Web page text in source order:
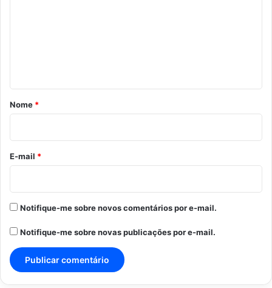
r
o
*
Nome *
E-mail *
Notifique-me sobre novos comentários por e-mail.
Notifique-me sobre novas publicações por e-mail.